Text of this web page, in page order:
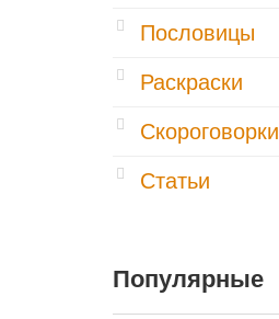
Пословицы
Раскраски
Скороговорки
Статьи
Популярные